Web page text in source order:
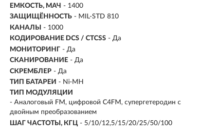
ЕМКОСТЬ, МАЧ - 1400
ЗАЩИЩЁННОСТЬ - MIL-STD 810
КАНАЛЫ
- 1000
КОДИРОВАНИЕ DCS / CTCSS - Да
МОНИТОРИНГ - Да
СКАНИРОВАНИЕ - Да
СКРЕМБЛЕР - Да
ТИП БАТАРЕИ - Ni-MH
ТИП МОДУЛЯЦИИ
- Аналоговый FM, цифровой C4FM, супергетеродин с
двойным преобразованием
ШАГ ЧАСТОТЫ, КГЦ - 5/10/12,5/15/20/25/50/100